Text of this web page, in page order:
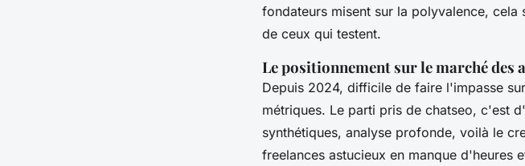
fondateurs misent sur la polyvalence, cela
de ceux qui testent.
Le positionnement sur le marché des
Depuis 2024, difficile de faire l'impasse
métriques. Le parti pris de chatseo, c'est
synthétiques, analyse profonde, voilà le
freelances astucieux en manque d'heures